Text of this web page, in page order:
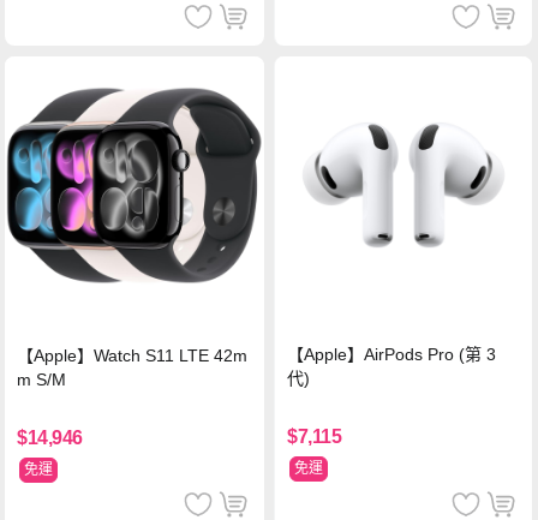
【Apple】Watch S11 LTE 42m
m S/M
$14,946
免運
【Apple】AirPods Pro (第 3
代)
$7,115
免運